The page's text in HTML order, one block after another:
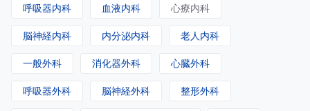
呼吸器内科 血液内科 心療内科
脳神経内科 内分泌内科 老人内科
一般外科 消化器外科 心臓外科
呼吸器外科 脳神経外科 整形外科